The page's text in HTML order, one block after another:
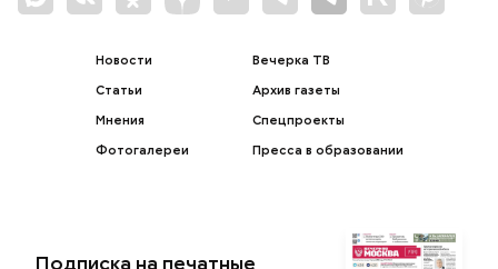
Новости
Статьи
Мнения
Фотогалереи
Вечерка ТВ
Архив газеты
Спецпроекты
Пресса в образовании
Подписка на печатные